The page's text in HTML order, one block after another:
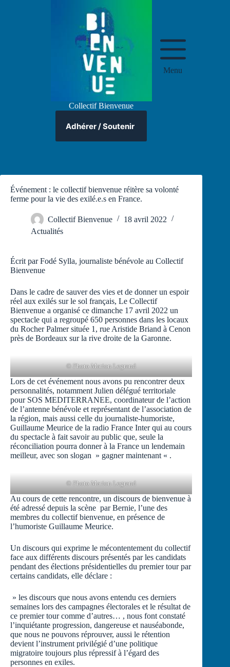
Collectif Bienvenue
Menu
Adhérer / Soutenir
Événement : le collectif bienvenue réitère sa volonté
ferme pour la vie des exilé.e.s en France.
Collectif Bienvenue
18 avril 2022
Actualités
Écrit par Fodé Sylla, journaliste bénévole au Collectif
Bienvenue
Dans le cadre de sauver des vies et de donner un espoir
réel aux exilés sur le sol français, Le Collectif
Bienvenue a organisé ce dimanche 17 avril 2022 un
spectacle qui a regroupé 650 personnes dans les locaux
du Rocher Palmer située 1, rue Aristide Briand à Cenon
près de Bordeaux sur la rive droite de la Garonne.
© Photo Marion Legrand
Lors de cet événement nous avons pu rencontrer deux
personnalités, notamment Julien délégué territoriale
pour SOS MEDITERRANEE, coordinateur de l’action
de l’antenne bénévole et représentant de l’association de
la région, mais aussi celle du journaliste-humoriste,
Guillaume Meurice de la radio France Inter qui au cours
du spectacle à fait savoir au public que, seule la
réconciliation pourra donner à la France un lendemain
meilleur, avec son slogan » gagner maintenant « .
© Photo Marion Legrand
Au cours de cette rencontre, un discours de bienvenue à
été adressé depuis la scène par Bernie, l’une des
membres du collectif bienvenue, en présence de
l’humoriste Guillaume Meurice.
Un discours qui exprime le mécontentement du collectif
face aux différents discours présentés par les candidats
pendant des élections présidentielles du premier tour par
certains candidats, elle déclare :
» les discours que nous avons entendu ces derniers
semaines lors des campagnes électorales et le résultat de
ce premier tour comme d’autres… , nous font constaté
l’inquiétante progression, dangereuse et nauséabonde,
que nous ne pouvons réprouver, aussi le rétention
devient l’instrument privilégié d’une politique
migratoire toujours plus répressif à l’égard des
personnes en exiles.